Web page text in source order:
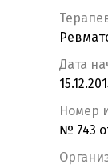
Дата
Номер
№ 743